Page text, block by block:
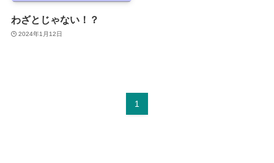
わざとじゃない！？
2024年1月12日
1